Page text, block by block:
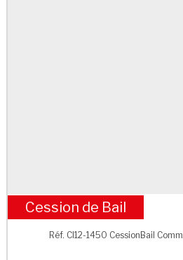
RER
Cession de Bail
Réf. CI12-1450 CessionBail